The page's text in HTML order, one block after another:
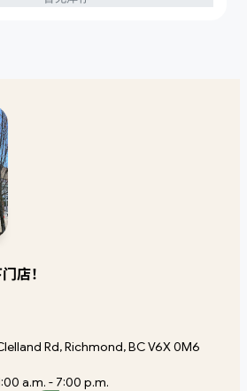
店！
Rd, Richmond, BC V6X 0M6
a.m. - 7:00 p.m.